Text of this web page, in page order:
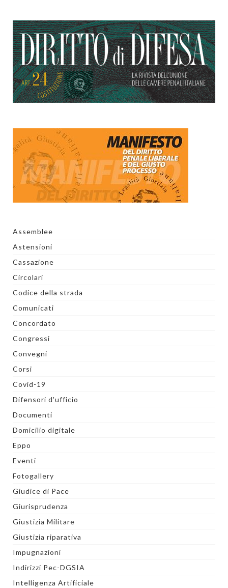
Assemblee
Astensioni
Cassazione
Circolari
Codice della strada
Comunicati
Concordato
Congressi
Convegni
Corsi
Covid-19
Difensori d'ufficio
Documenti
Domicilio digitale
Eppo
Eventi
Fotogallery
Giudice di Pace
Giurisprudenza
Giustizia Militare
Giustizia riparativa
Impugnazioni
Indirizzi Pec-DGSIA
Intelligenza Artificiale